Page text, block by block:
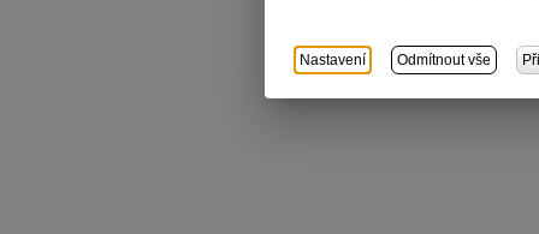
Nastavení Odmítnout vše